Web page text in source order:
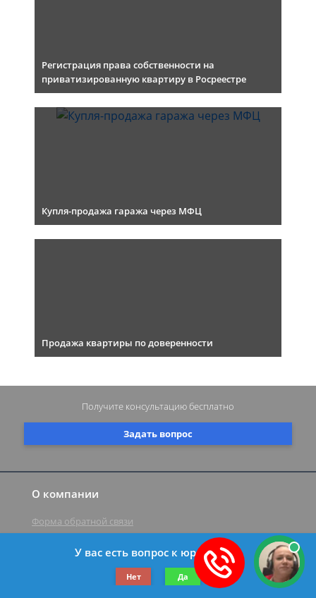
Регистрация права собственности на
приватизированную квартиру в Росреестре
Купля-продажа гаража через МФЦ
Продажа квартиры по доверенности
О компании
Форма обратной связи
©2019-2026 Все права защищены.
Задать вопрос
Получите консультацию бесплатно
У вас есть вопрос к юристу?
Нет Да